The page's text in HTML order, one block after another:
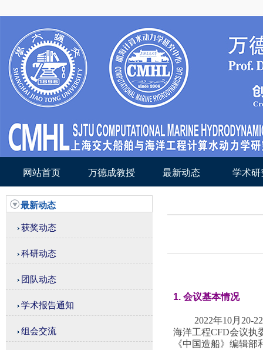
网站首页 万德成教授 最新动态 学术研
最新动态
获奖动态
科研动态
团队动态
学术报告通知
组会交流
1. 会议基本情况
2022年10月20-
海洋工程CFD会议执
《中国造船》编辑